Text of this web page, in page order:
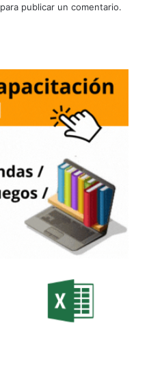
para publicar un comentario.